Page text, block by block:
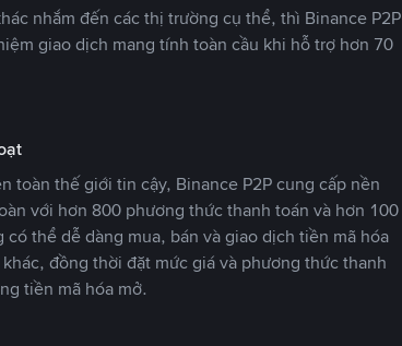
nhắm đến các thị trường cụ thể, thì Binance P2P
giao dịch mang tính toàn cầu khi hỗ trợ hơn 70
toàn thế giới tin cậy, Binance P2P cung cấp nền
với hơn 800 phương thức thanh toán và hơn 100
thể dễ dàng mua, bán và giao dịch tiền mã hóa
đồng thời đặt mức giá và phương thức thanh
tiền mã hóa mở.